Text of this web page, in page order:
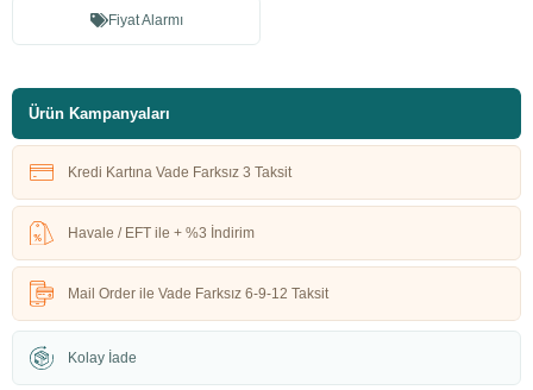
Fiyat Alarmı
Ürün Kampanyaları
Kredi Kartına Vade Farksız 3 Taksit
Havale / EFT ile + %3 İndirim
Mail Order ile Vade Farksız 6-9-12 Taksit
Kolay İade